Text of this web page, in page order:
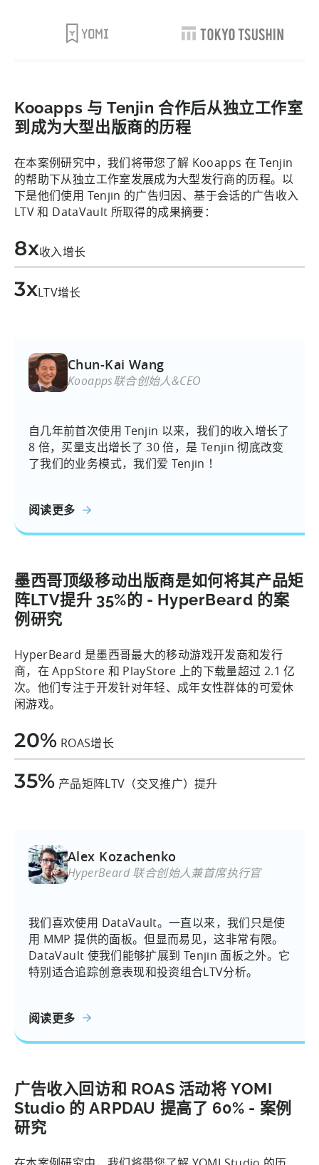
Kooapps 与 Tenjin 合作后从独立工作室
到成为大型出版商的历程
在本案例研究中，我们将带您了解 Kooapps 在 Tenjin
的帮助下从独立工作室发展成为大型发行商的历程。以
下是他们使用 Tenjin 的广告归因、基于会话的广告收入
LTV 和 DataVault 所取得的成果摘要：
8x收入增长
3xLTV增长
Chun-Kai Wang
Kooapps联合创始人&CEO
自几年前首次使用 Tenjin 以来，我们的收入增长了
8 倍，买量支出增长了 30 倍，是 Tenjin 彻底改变
了我们的业务模式，我们爱 Tenjin ！
阅读更多
墨西哥顶级移动出版商是如何将其产品矩
阵LTV提升 35%的 - HyperBeard 的案
例研究
HyperBeard 是墨西哥最大的移动游戏开发商和发行
商，在 AppStore 和 PlayStore 上的下载量超过 2.1 亿
次。他们专注于开发针对年轻、成年女性群体的可爱休
闲游戏。
20% ROAS增长
35% 产品矩阵LTV（交叉推广）提升
Alex Kozachenko
HyperBeard 联合创始人兼首席执行官
我们喜欢使用 DataVault。一直以来，我们只是使
用 MMP 提供的面板。但显而易见，这非常有限。
DataVault 使我们能够扩展到 Tenjin 面板之外。它
特别适合追踪创意表现和投资组合LTV分析。
阅读更多
广告收入回访和 ROAS 活动将 YOMI
Studio 的 ARPDAU 提高了 60% - 案例
研究